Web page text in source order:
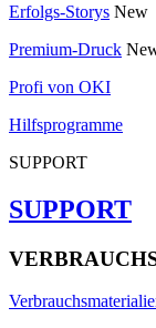
Erfolgs-Storys New
Premium-Druck
Profi von OKI
Hilfsprogramme
SUPPORT
SUPPORT